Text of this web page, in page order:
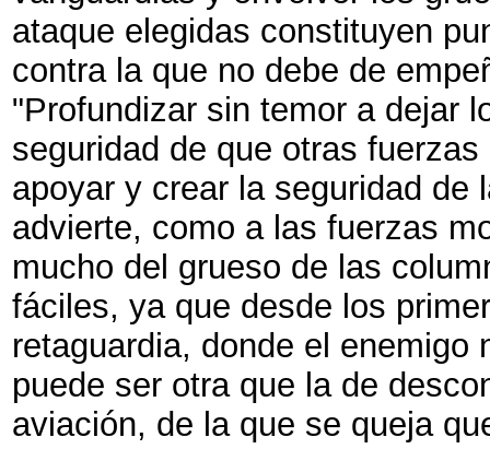
ataque elegidas constituyen
contra la que no debe de
"Profundizar sin temor a dejar
seguridad de que otras
apoyar y crear la seguridad de
advierte, como a las fuerzas
mucho del grueso de las
fáciles, ya que desde los
retaguardia, donde el
puede ser otra que la de
aviación, de la que se queja